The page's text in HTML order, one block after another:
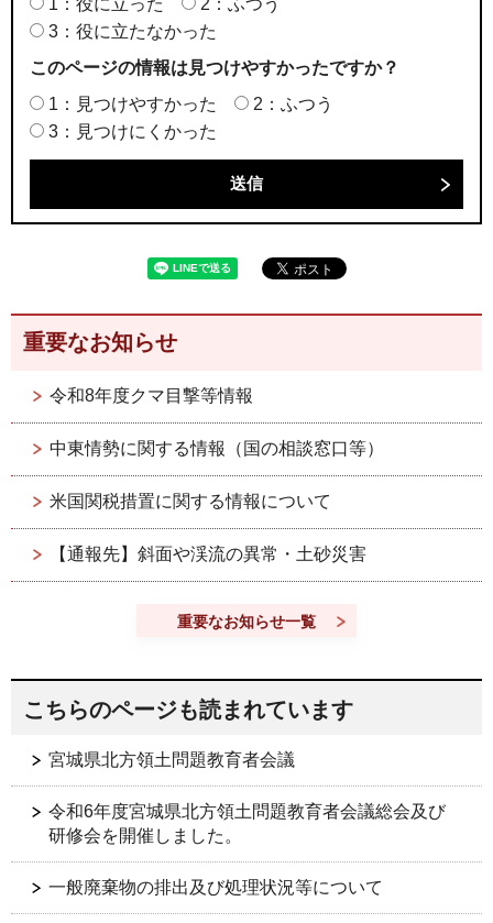
1：役に立った
2：ふつう
3：役に立たなかった
このページの情報は見つけやすかったですか？
1：見つけやすかった
2：ふつう
3：見つけにくかった
重要なお知らせ
令和8年度クマ目撃等情報
中東情勢に関する情報（国の相談窓口等）
米国関税措置に関する情報について
【通報先】斜面や渓流の異常・土砂災害
重要なお知らせ一覧
こちらのページも読まれています
宮城県北方領土問題教育者会議
令和6年度宮城県北方領土問題教育者会議総会及び
研修会を開催しました。
一般廃棄物の排出及び処理状況等について